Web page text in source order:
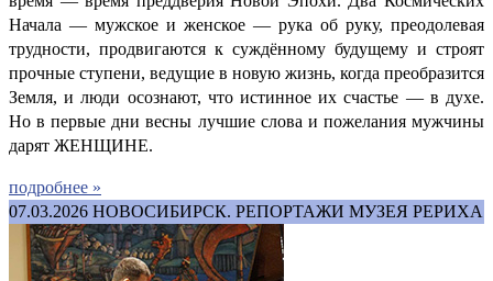
Начала — мужское и женское — рука об руку, преодолевая
трудности, продвигаются к суждённому будущему и строят
прочные ступени, ведущие в новую жизнь, когда преобразится
Земля, и люди осознают, что истинное их счастье — в духе.
Но в первые дни весны лучшие слова и пожелания мужчины
дарят ЖЕНЩИНЕ.
подробнее »
07.03.2026 НОВОСИБИРСК. РЕПОРТАЖИ МУЗЕЯ РЕРИХА